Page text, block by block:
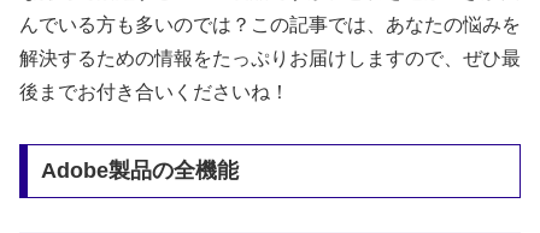
んでいる方も多いのでは？この記事では、あなたの悩みを
解決するための情報をたっぷりお届けしますので、ぜひ最
後までお付き合いくださいね！
Adobe製品の全機能